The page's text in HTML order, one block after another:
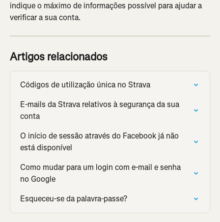
indique o máximo de informações possível para ajudar a
verificar a sua conta.
Artigos relacionados
Códigos de utilização única no Strava
E-mails da Strava relativos à segurança da sua
conta
O início de sessão através do Facebook já não
está disponível
Como mudar para um login com e-mail e senha
no Google
Esqueceu-se da palavra-passe?